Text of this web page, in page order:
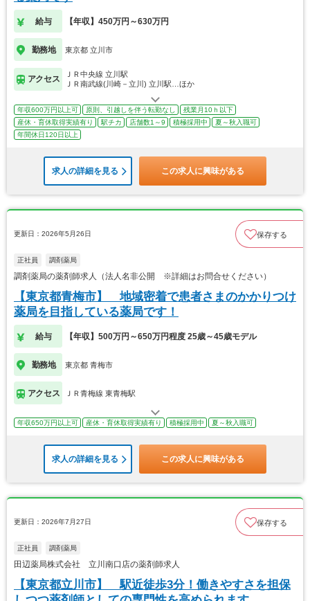
給与 【年収】450万円～630万円
勤務地 東京都 立川市
アクセス
ＪＲ中央線 立川駅
ＪＲ南武線(川崎－立川) 立川駅…ほか
年収600万円以上可 原則、引越しを伴う転勤なし
残業月10ｈ以下
産休・育休取得実績有り
駅チカ 店舗数1～9 積極採用中
夏～秋入職可
年間休日120日以上
求人の詳細を見る この求人に興味がある
更新日：2026年5月26日 保存する
正社員 調剤薬局
調剤薬局の薬剤師求人（法人名非公開 ※詳細はお問合せください）
【東京都青梅市】 地域密着で患者さまのかかりつけ
薬局を目指している薬局です！
給与 【年収】500万円～650万円程度 25歳～45歳モデル
勤務地 東京都 青梅市
アクセス ＪＲ青梅線 東青梅駅
年収650万円以上可 産休・育休取得実績有り 積極採用中 夏～秋入職可
求人の詳細を見る この求人に興味がある
更新日：2026年7月27日 保存する
正社員 調剤薬局
田辺薬局株式会社 立川南口店の薬剤師求人
【東京都立川市】 駅近徒歩3分！働きやすさを担保